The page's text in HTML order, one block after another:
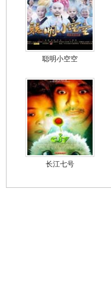
聪明小空空
长江七号